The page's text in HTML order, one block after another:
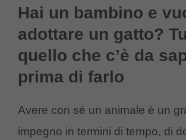
Hai un bambino e
adottare un gatto?
quello che c’è da
prima di farlo
Avere con sé un animale è un
impegno in termini di tempo, di